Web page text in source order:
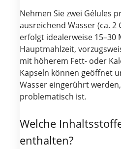
Nehmen Sie zwei Gélules
ausreichend Wasser (ca. 2
erfolgt idealerweise 15–30
Hauptmahlzeit,
mit höherem Fett- oder
Kapseln können geöffnet
Wasser eingerührt
problematisch ist.
Welche
enthalten?